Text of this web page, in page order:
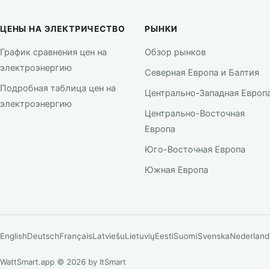
ЦЕНЫ НА ЭЛЕКТРИЧЕСТВО
График сравнения цен на
электроэнергию
Подробная таблица цен на
электроэнергию
РЫНКИ
Обзор рынков
Северная Европа и Балтия
Центрально-Западная
Центрально-Восточная
Европа
Юго-Восточная Европа
Южная Европа
EnglishDeutschFrançaisLatviešuLietuviųEestiSuomiSvenska
WattSmart.app © 2026 by ItSmart